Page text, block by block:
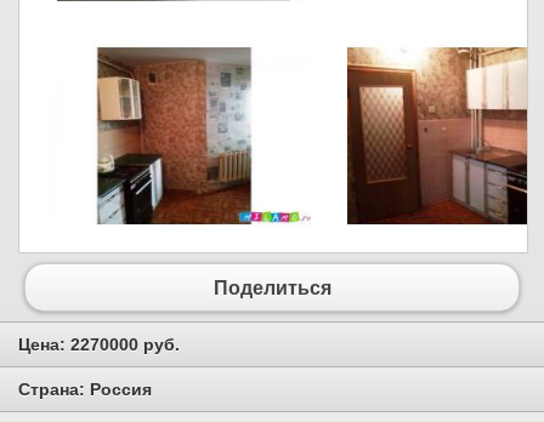
Поделиться
Цена: 2270000 руб.
Страна: Россия